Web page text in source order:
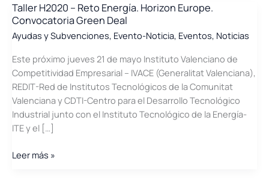
«Alternativas
de
financiación.
e
internacionalización»
Taller H2020 – Reto Energía. Horizon Europe.
Convocatoria Green Deal
Ayudas y Subvenciones, Evento-Noticia, Eventos, Noticias
Este próximo jueves 21 de mayo Instituto Valenciano de
Competitividad Empresarial – IVACE (Generalitat Valenciana),
REDIT-Red de Institutos Tecnológicos de la Comunitat
Valenciana y CDTI-Centro para el Desarrollo Tecnológico
Industrial junto con el Instituto Tecnológico de la Energía-
ITE y el […]
Taller
Leer más »